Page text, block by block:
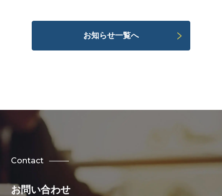
お知らせ一覧へ
Contact
お問い合わせ